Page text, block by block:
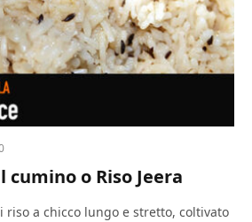
cumino o Riso Jeera
a chicco lungo e stretto, coltivato